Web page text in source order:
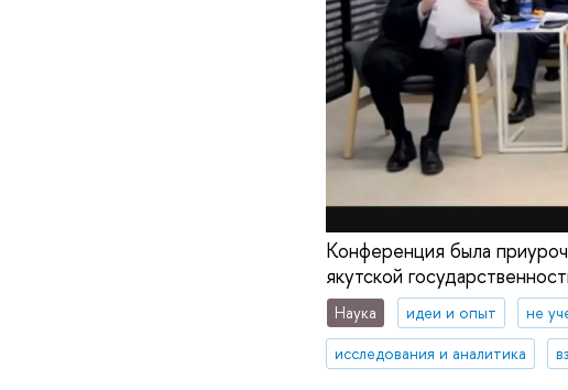
Конференция была
якутской
Наука идеи и опыт не
исследования и аналитика